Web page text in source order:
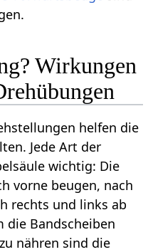
Wirkungen
helfen die
Jede Art der
wichtig: Die
vorne beugen, nach
rechts und links ab
die Bandscheiben
nähren sind die